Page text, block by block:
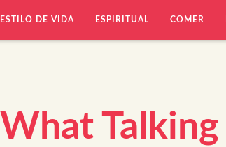
ESTILO DE VIDA ESPIRITUAL COMER
What Talking